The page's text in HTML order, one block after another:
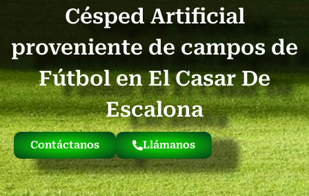
Césped Artificial
proveniente de campos de
Fútbol en El Casar De
Escalona
Contáctanos Llámanos